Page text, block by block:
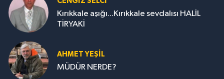
Kırıkkale aşığı...Kırıkkale sevdalısı HALİL
TİRYAKİ
AHMET YEŞİL
MÜDÜR NERDE?